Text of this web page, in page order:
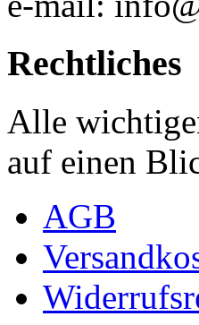
Rechtliches
Alle
auf einen
AGB